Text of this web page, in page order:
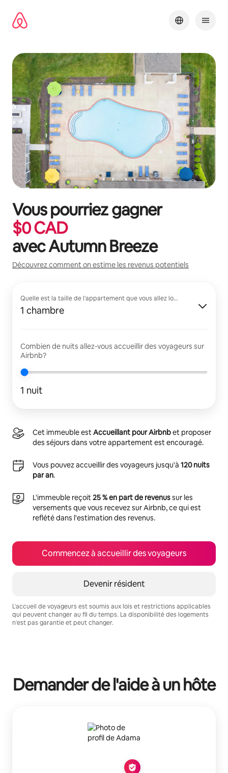
directement
Vous pourriez gagner
$0CAD
avecAutumn Breeze
Découvrez comment on estime les revenus potentiels
Quelle est la taille de l'appartement que vous allez louer?
1 chambre
Combien de nuits allez-vous accueillir des voyageurs sur
Airbnb?
1 nuit
Cet immeuble estAccueillant pour Airbnbet proposer
des séjours dans votre appartement est encouragé.
Vous pouvez accueillir des voyageurs jusqu'à 120 nuits
par an.
L'immeuble reçoit25 % en part de revenussur les
versements que vous recevez sur Airbnb, ce qui est
reflété dans l'estimation des revenus.
Commencez à accueillir des voyageurs
Devenir résident
L'accueil de voyageurs est soumis aux lois et restrictions applicables
qui peuvent changer au fil du temps. La disponibilité des logements
n'est pas garantie et peut changer.
Demander de l'aide à un hôte